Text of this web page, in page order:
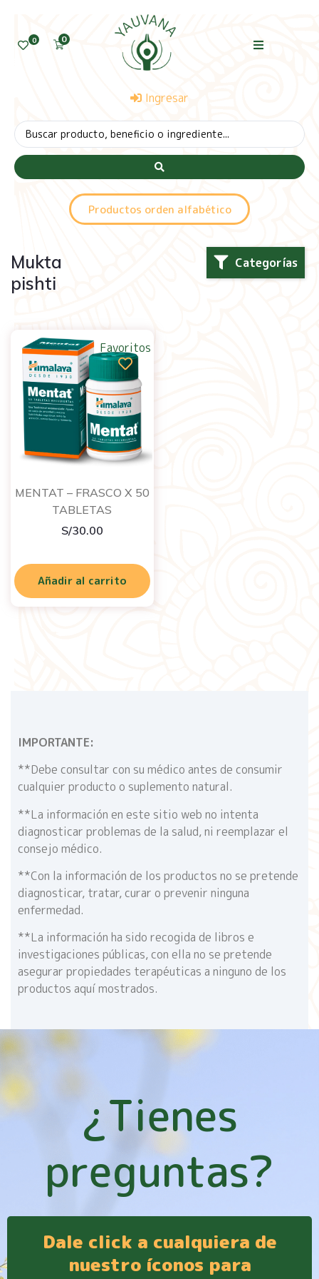
0 0
Ingresar
Productos orden alfabético
Categorías
Mukta
pishti
MENTAT – FRASCO X 50
TABLETAS
S/30.00
Añadir al carrito
Favoritos
IMPORTANTE:
**Debe consultar con su médico antes de consumir
cualquier producto o suplemento natural.
**La información en este sitio web no intenta
diagnosticar problemas de la salud, ni reemplazar el
consejo médico.
**Con la información de los productos no se pretende
diagnosticar, tratar, curar o prevenir ninguna
enfermedad.
**La información ha sido recogida de libros e
investigaciones públicas, con ella no se pretende
asegurar propiedades terapéuticas a ninguno de los
productos aquí mostrados.
¿Tienes
preguntas?
Dale click a cualquiera de
nuestro íconos para